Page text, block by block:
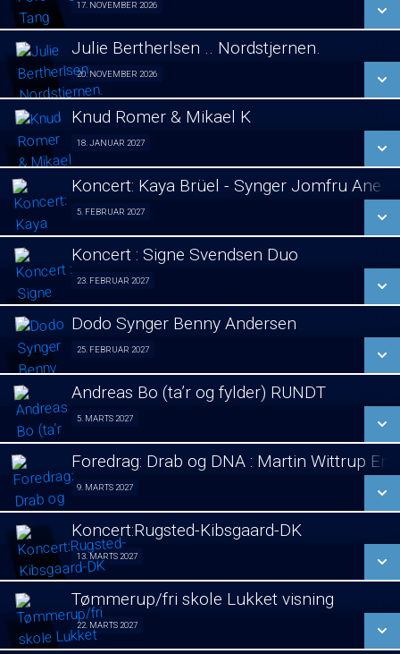
LÆS MERE
17. NOVEMBER 2026Foredrag fra Århus 17/11
SE ALLE DAGE
LÆS MERE
Julie Bertherlsen .. Nordstjernen.
20. NOVEMBER 2026Jule koncert. 20/11
LÆS MERE
Knud Romer & Mikael K
18. JANUAR 2027
LÆS MERE
Koncert: Kaya Brüel - Synger Jomfru Ane
5. FEBRUAR 2027
LÆS MERE
Koncert : Signe Svendsen Duo
23. FEBRUAR 2027
Koncert : Signe Svendsen Duo 23/02
LÆS MERE
Dodo Synger Benny Andersen
25. FEBRUAR 2027
LÆS MERE
Andreas Bo (ta’r og fylder) RUNDT
5. MARTS 2027
LÆS MERE
Foredrag: Drab og DNA : Martin Wittrup
9. MARTS 2027
LÆS MERE
Koncert:Rugsted-Kibsgaard-DK
13. MARTS 2027
Tømmerup/fri skole Lukket visning
22. MARTS 2027Lukket visning 22/03